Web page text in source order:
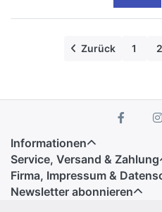
Zurück 1 2
Informationen
Service, Versand & Zahlung
Firma, Impressum &
Newsletter abonnieren